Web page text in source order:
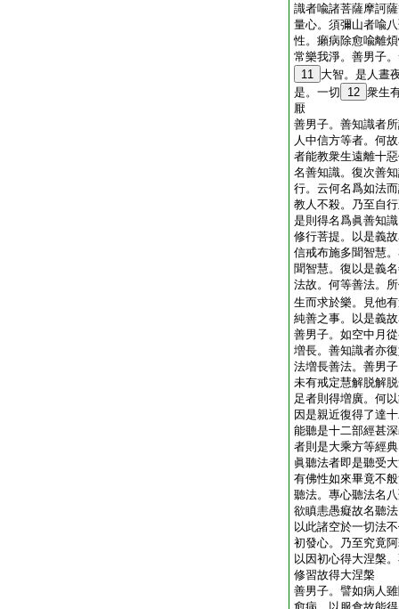
識者喩諸菩薩摩訶
量心。須彌山者喩
性。癩病除愈喩離
常樂我淨。善男子
11 大智。是人晝
是。一切
12 衆生
厭
善男子。善知識者
人中信方等者。何
者能教衆生遠離十
名善知識。復次善
行。云何名爲如法
教人不殺。乃至自
是則得名爲眞善知
修行菩提。以是義
信戒布施多聞智慧
聞智慧。復以是義
法故。何等善法。
生而求於樂。見他
純善之事。以是義
善男子。如空中月
増長。善知識者亦
法増長善法。善男
未有戒定慧解脱解
足者則得増廣。何
因是親近復得了達
能聽是十二部經甚
者則是大乘方等經
眞聽法者即是聽受
有佛性如來畢竟不
聽法。專心聽法名
欲瞋恚愚癡故名聽
以此諸空於一切法
初發心。乃至究竟
以因初心得大涅槃
修習故得大涅槃
善男子。譬如病人